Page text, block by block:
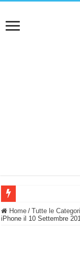
BASTA FATICARE!
Home / Tutte le
iPhone il 10 Settembre